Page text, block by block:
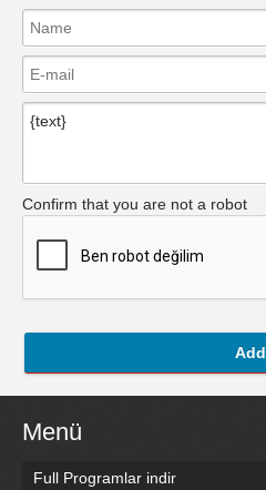
Confirm that you are not a robot
Add
Menü
Full Programlar indir